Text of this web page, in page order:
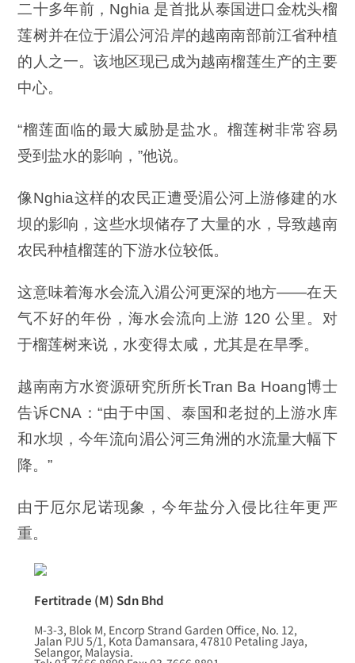
二十多年前，Nghia 是首批从泰国进口金枕头榴
莲树并在位于湄公河沿岸的越南南部前江省种植
的人之一。该地区现已成为越南榴莲生产的主要
中心。
“榴莲面临的最大威胁是盐水。榴莲树非常容易
受到盐水的影响，”他说。
像Nghia这样的农民正遭受湄公河上游修建的水
坝的影响，这些水坝储存了大量的水，导致越南
农民种植榴莲的下游水位较低。
这意味着海水会流入湄公河更深的地方——在天
气不好的年份，海水会流向上游 120 公里。对
于榴莲树来说，水变得太咸，尤其是在旱季。
越南南方水资源研究所所长Tran Ba Hoang博士
告诉CNA：“由于中国、泰国和老挝的上游水库
和水坝，今年流向湄公河三角洲的水流量大幅下
降。”
由于厄尔尼诺现象，今年盐分入侵比往年更严
重。
Fertitrade (M) Sdn Bhd
M-3-3, Blok M, Encorp Strand Garden Office, No. 12,
Jalan PJU 5/1, Kota Damansara, 47810 Petaling Jaya,
Selangor, Malaysia.